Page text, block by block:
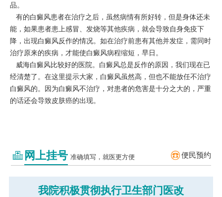
品。
有的白癜风患者在治疗之后，虽然病情有所好转，但是身体还未
能，如果患者患上感冒、发烧等其他疾病，就会导致自身免疫下
降，出现白癜风反作的情况。如在治疗前患有其他并发症，需同时
治疗原来的疾病，才能使白癜风病程缩短，早日。
威海白癜风比较好的医院。白癜风总是反作的原因，我们现在已
经清楚了。在这里提示大家，白癜风虽然高，但也不能放任不治疗
白癜风的。因为白癜风不治疗，对患者的危害是十分之大的，严重
的话还会导致皮肤癌的出现。
网上挂号 准确填写，就医更方便 便民预约
我院积极贯彻执行卫生部门医改